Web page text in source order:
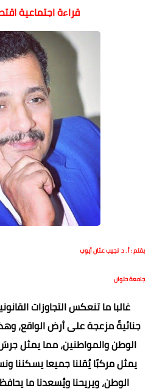
قراءة اجتماعية
بقلم : أ . د نجيب عثان أيوب
جامعة حلوان
غالبا ما تنعكس التجاوزات
جنائيةً مزعجة على أرض الواقع،
الوطن والمواطنين، مما يمثل
يمثل مركبًا يُقلنا جميعا يسكننا
الوطن، ويريحنا ويُسعدنا ما